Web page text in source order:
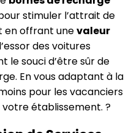
stimuler l’attrait de
en offrant unevaleur
des voitures
le souci d’être sûr de
En vous adaptant à la
pour les vacanciers
établissement. ?